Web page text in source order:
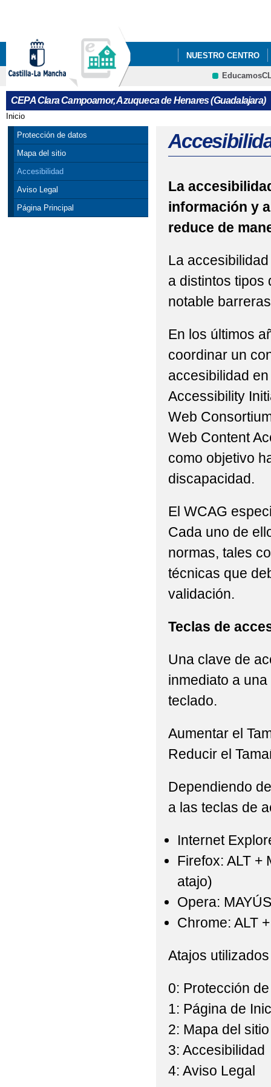
NUESTRO CENTRO
A.C.A.D.A.
CRFP
CEPA Clara Campoamor, Azuqueca de Henares (Guadalajara)
Se encuentra usted aquí
Inicio
Protección de datos
Mapa del sitio
Accesibilidad
Aviso Legal
Página Principal
La
información y
reduce de
La
a distintos tipos
notable
En los últimos
coordinar un
accesibilidad
Accessibility
Web
Web Content
como objetivo
discapacidad.
El WCAG
Cada uno de
normas, tales
técnicas que
validación.
Teclas de
Una clave de
inmediato a
teclado.
Aumentar el
Reducir el
Dependiendo
a las teclas de
Internet
Firefox: ALT +
atajo)
Opera:
Chrome: ALT
Atajos
0: Protección
1: Página de
2: Mapa del sitio
3: Accesibilidad
4: Aviso Legal